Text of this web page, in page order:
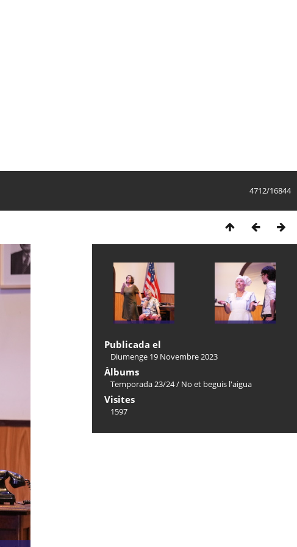
4712/16844
Publicada el
Diumenge 19 Novembre 2023
Àlbums
Temporada 23/24/ No et beguis l'aigua
Visites
1597